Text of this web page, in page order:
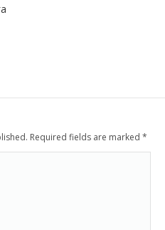
Required fields are marked *